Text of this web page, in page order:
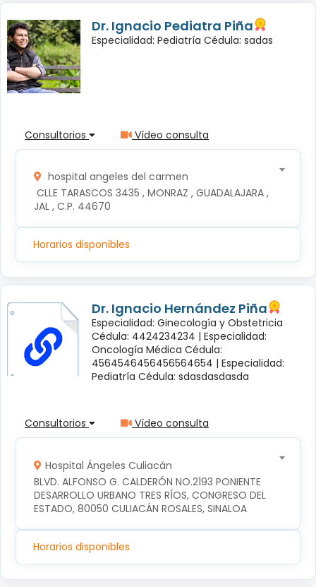
Dr. Ignacio Pediatra Piña
Especialidad: Pediatría Cédula: sadas
Consultorios Vídeo consulta
hospital angeles del carmen
JAL , C.P. 44670
Horarios disponibles
Dr. Ignacio Hernández Piña
Especialidad: Ginecología y Obstetricia
Cédula: 4424234234 | Especialidad:
Oncología Médica Cédula:
4564546456456564654 | Especialidad:
Pediatría Cédula: sdasdasdasda
Consultorios Vídeo consulta
Hospital Ángeles Culiacán
BLVD. ALFONSO G. CALDERÓN NO.2193 PONIENTE
DESARROLLO URBANO TRES RÍOS, CONGRESO DEL
ESTADO, 80050 CULIACÁN ROSALES, SINALOA
Horarios disponibles